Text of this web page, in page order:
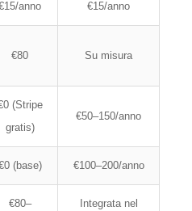
anno €15/anno
€80 Su misura
(Stripe
gratis)
€50–150/anno
(base) €100–200/anno
€80–
Integrata nel